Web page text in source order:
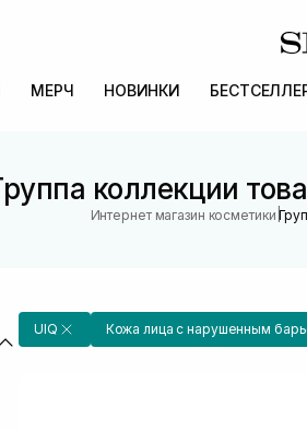
МЕРЧ НОВИНКИ
коллекции
Интернет магазин косметики |
UIQ Кожа лица с нарушенным